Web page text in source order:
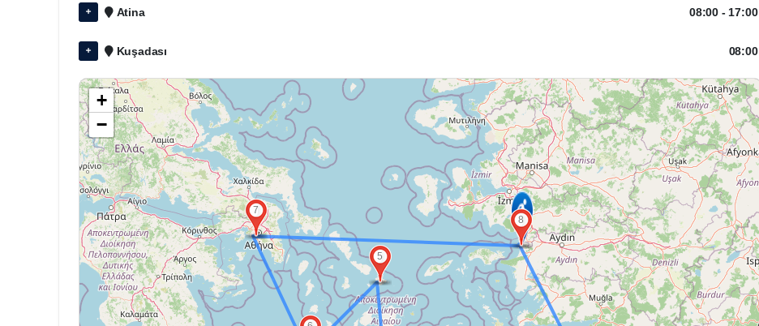
Atina 08:00 - 17:00
Kuşadası 08:00
5
7
8
+
−